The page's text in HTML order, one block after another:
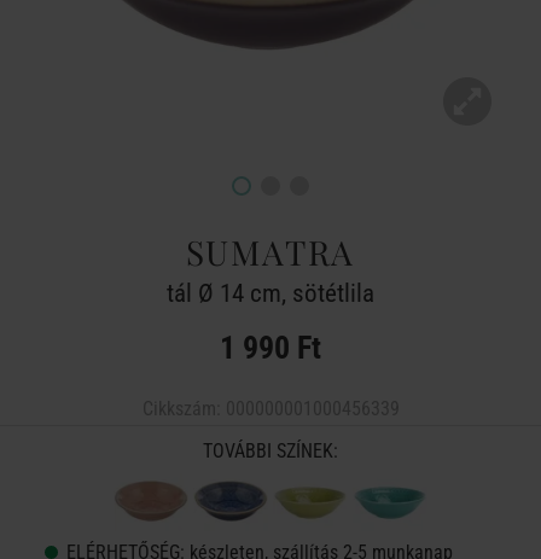
SUMATRA
tál Ø 14 cm, sötétlila
1 990 Ft
TOVÁBBI SZÍNEK:
ELÉRHETŐSÉG: készleten, szállítás 2-5 munkanap